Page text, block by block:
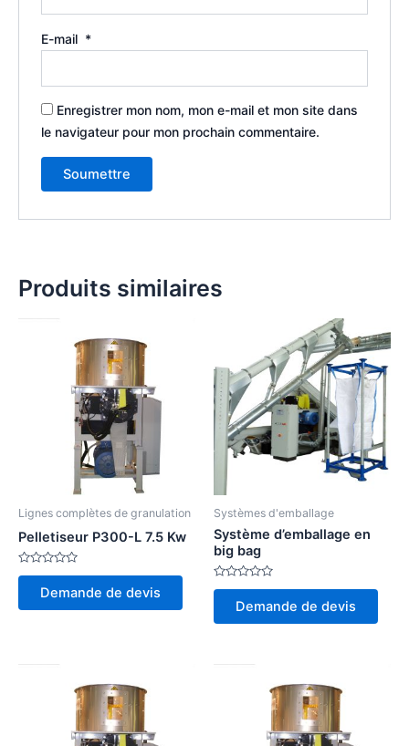
E-mail *
Enregistrer mon nom, mon e-mail et mon site dans
le navigateur pour mon prochain commentaire.
Produits similaires
Lignes complètes de granulation
Pelletiseur P300-L 7.5 Kw
Note
5
Demande de devis
Systèmes d'emballage
Système d’emballage en
big bag
Note
5
Demande de devis